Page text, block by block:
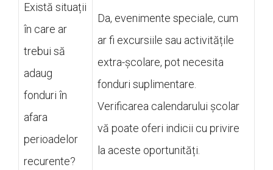
Există situații
în care ar
trebui să
adaug
fonduri în
afara
perioadelor
recurente?
Da, evenimente speciale, cum
ar fi excursiile sau activitățile
extra-școlare, pot necesita
fonduri suplimentare.
Verificarea calendarului școlar
vă poate oferi indicii cu privire
la aceste oportunități.